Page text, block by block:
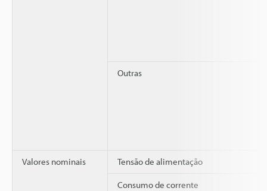
Outras
Valores nominais Tensão de alimentação
Consumo de corrente